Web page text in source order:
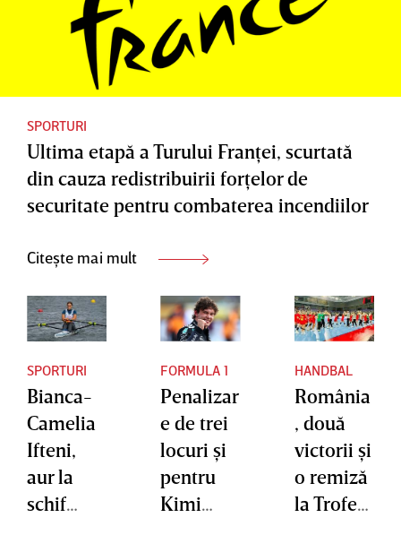
SPORTURI
Ultima etapă a Turului Franţei, scurtată
din cauza redistribuirii forţelor de
securitate pentru combaterea incendiilor
Citește mai mult
SPORTURI
Bianca-
Camelia
Ifteni,
aur la
schif
FORMULA 1
Penalizar
e de trei
locuri şi
pentru
Kimi
HANDBAL
România
, două
victorii şi
o remiză
la Trofeul